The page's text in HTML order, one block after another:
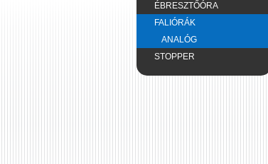
ÉBRESZTŐÓRA
FALIÓRÁK
ANALÓG
STOPPER